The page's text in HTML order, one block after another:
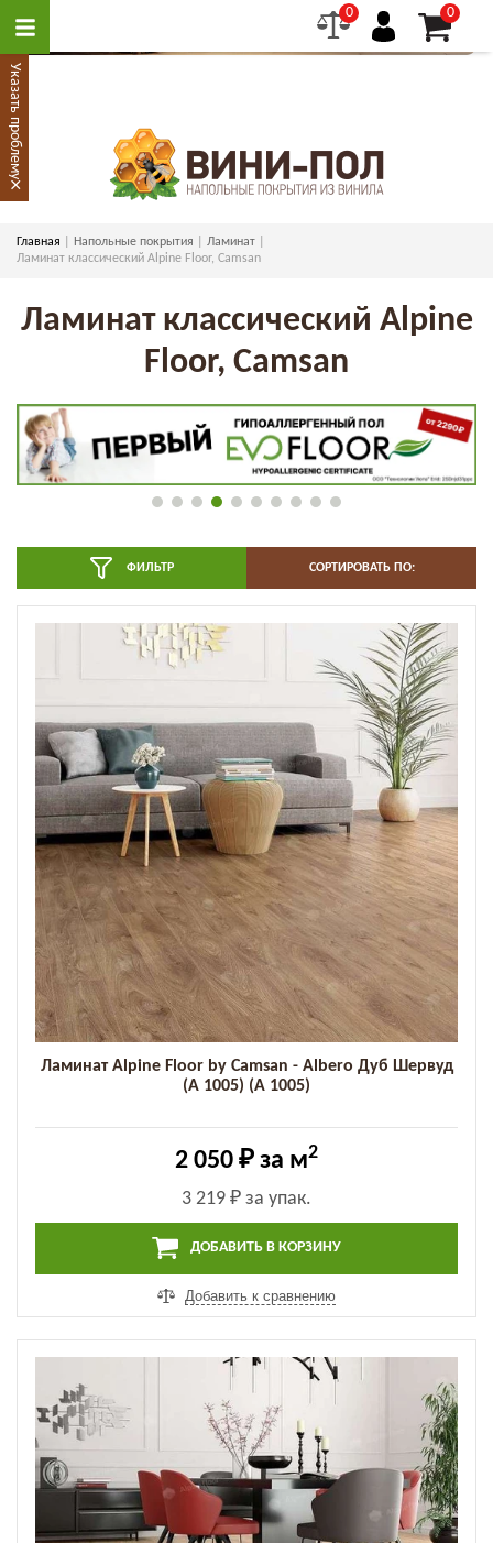
0 0
Главная Напольные покрытия
Ламинат
Ламинат классический Alpine Floor, Camsan
Ламинат классический Alpine
Floor, Camsan
ФИЛЬТР СОРТИРОВАТЬ ПО:
Ламинат Alpine Floor by Camsan - Albero Дуб Шервуд
(A 1005) (A 1005)
2 050 ₽ за м2
3 219 ₽ за упак.
ДОБАВИТЬ В КОРЗИНУ
Добавить к сравнению
Указать проблему
×